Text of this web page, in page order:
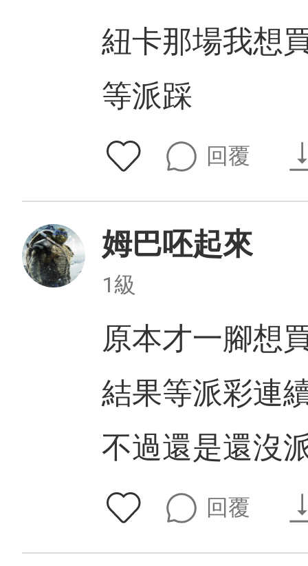
紐卡那場我想
等派踩
回覆
姆巴呸起來
1級
原本才一腳想
結果等派彩連
不過還是還沒
回覆